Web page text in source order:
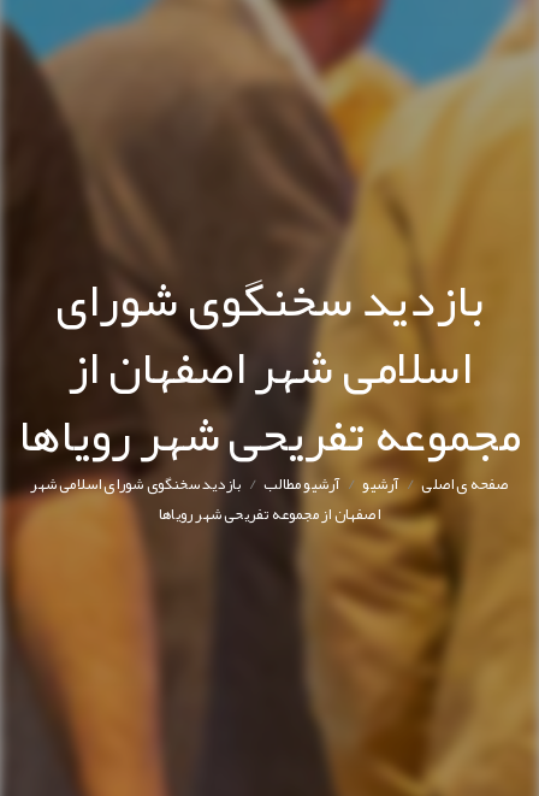
بازدید سخنگوی شورای
اسلامی شهر اصفهان از
مجموعه تفریحی شهر رویاها
صفحه ی اصلی/آرشیو/ آرشیو مطالب/ بازدید سخنگوی شورای اسلامی شهر
اصفهان از مجموعه تفریحی شهر رویاها